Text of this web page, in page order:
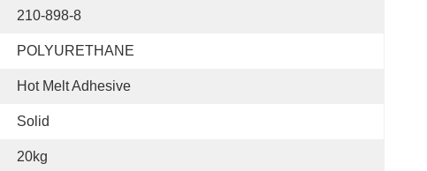
210-898-8
POLYURETHANE
Hot Melt Adhesive
Solid
20kg